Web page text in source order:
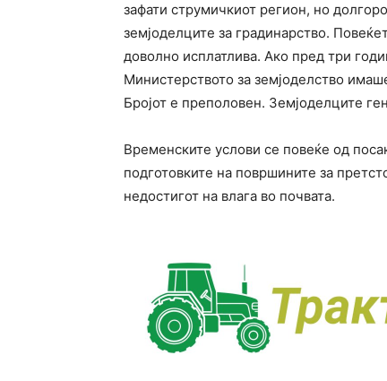
зафати струмичкиот регион, но
земјоделците за градинарство.
доволно исплатлива. Ако пред три
Министерството за земјоделство
Бројот е преполовен. Земјоделците
Временските услови се повеќе од
подготовките на површините за
недостигот на влага во почвата.